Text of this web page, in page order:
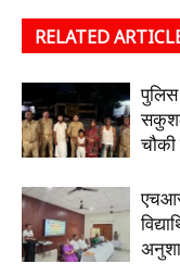
RELATED
सकुशल
चौकी